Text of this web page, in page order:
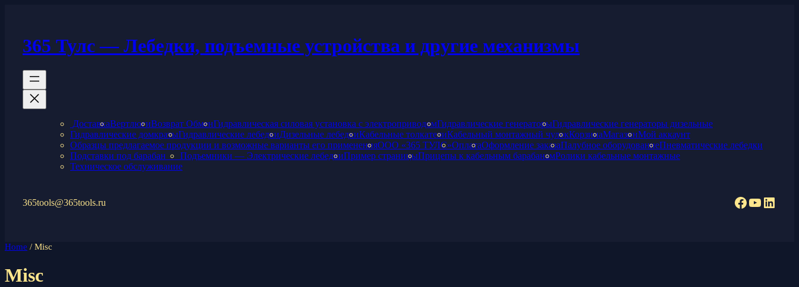
365 Тулс — Лебедки, подъемные устройства и другие механизмы
ДоставкаВертлюгиВозврат ОбменГидравлическая силовая установка с электроприводомГидравлические генераторыГидравлические генераторы дизельные
Гидравлические домкратыГидравлические лебедкиДизельные лебедкиКабельные толкателиКабельный монтажный чулокКорзинаМагазинМой аккаунт
Образцы предлагаемое продукции и возможные варианты его примененияООО «365 ТУЛС»ОплатаОформление заказаПалубное оборудованиеПневматические лебедки
Подставки под барабан Подъемники — Электрические лебедкиПример страницыПрицепы к кабельным барабанамРолики кабельные монтажные
Техническое обслуживание
365tools@365tools.ru Facebook
YouTube
Home / Misc
Misc